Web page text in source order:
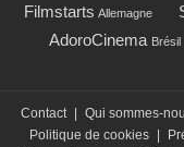
Filmstarts Allemagne
AdoroCinema Brésil
Contact | Qui sommes-
Politique de cookies |